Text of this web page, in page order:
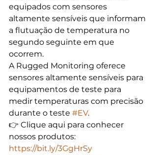
equipados com sensores
altamente sensíveis que informam
a flutuação de temperatura no
segundo seguinte em que
ocorrem.
A Rugged Monitoring oferece
sensores altamente sensíveis para
equipamentos de teste para
medir temperaturas com precisão
durante o teste #EV.
👉 Clique aqui para conhecer
nossos produtos:
https://bit.ly/3GgHrSy